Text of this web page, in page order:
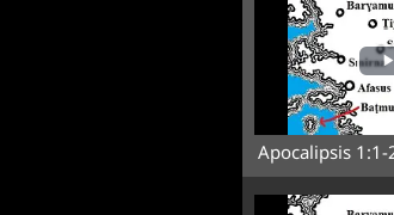
Apocalipsis 1:1-